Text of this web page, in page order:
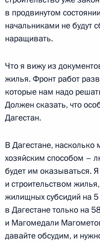
Вступительное слово
4 ноября 2002 года, 14:32
1 ноября 2002 года,
Вступительное
Люксембурга Жан-
1 ноября 2002 года, 00:01
31 октября 2002
Вступительное слово
31 октября 2002 года, 19:06
в продвинутом
начальниками не будут
наращивать.
Что я вижу из
жилья. Фронт работ
которые нам надо
Должен сказать, что
Дагестан.
В Дагестане,
хозяйским способом –
будет им оказываться.
и строительством
жилищных субсидий на
в Дагестане только на
и Магомедали
давайте обсудим, и